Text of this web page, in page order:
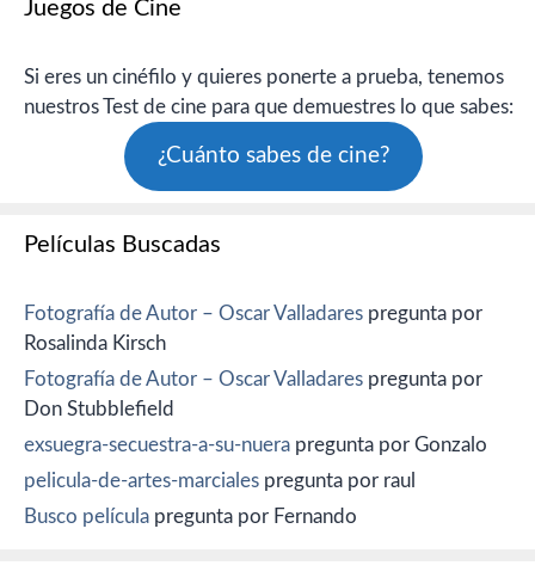
Juegos de Cine
Si eres un cinéfilo y quieres ponerte a prueba, tenemos
nuestros Test de cine para que demuestres lo que sabes:
¿Cuánto sabes de cine?
Películas Buscadas
Fotografía de Autor – Oscar Valladares pregunta por
Rosalinda Kirsch
Fotografía de Autor – Oscar Valladares pregunta por
Don Stubblefield
exsuegra-secuestra-a-su-nuera pregunta por Gonzalo
pelicula-de-artes-marciales pregunta por raul
Busco película pregunta por Fernando